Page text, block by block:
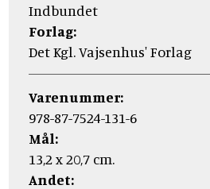
Indbundet
Forlag:
Det Kgl. Vajsenhus' Forlag
Varenummer:
978-87-7524-131-6
Mål:
13,2 x 20,7 cm.
Andet: